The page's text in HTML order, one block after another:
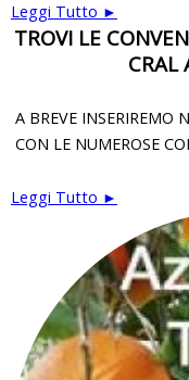
Leggi Tutto ►
TROVI LE
CRAL
A BREVE INSERIREMO
CON LE NUMEROSE
Leggi Tutto ►